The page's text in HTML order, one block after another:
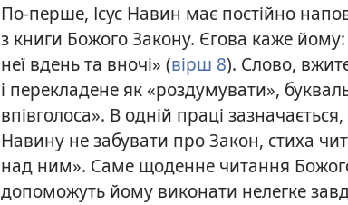
По-перше, Ісус Навин має постійно
з книги Божого Закону. Єгова каже
неї вдень та вночі» (вірш 8). Слово,
і перекладене як «роздумувати»,
впівголоса». В одній праці
Навину не забувати про Закон, стиха
над ним». Саме щоденне читання
допоможуть йому виконати нелегке